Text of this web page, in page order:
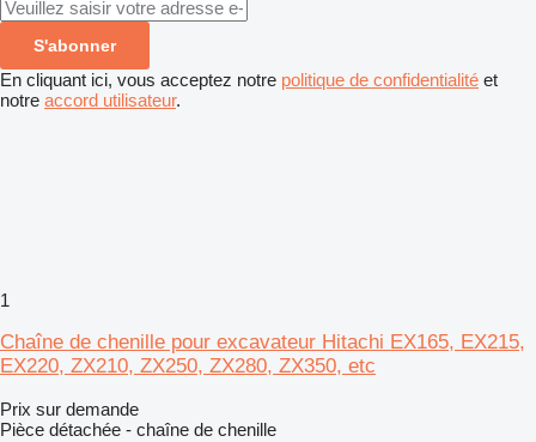
S'abonner
En cliquant ici, vous acceptez notre politique de confidentialité et
notre accord utilisateur.
1
Chaîne de chenille pour excavateur Hitachi EX165, EX215,
EX220, ZX210, ZX250, ZX280, ZX350, etc
Prix sur demande
Pièce détachée - chaîne de chenille